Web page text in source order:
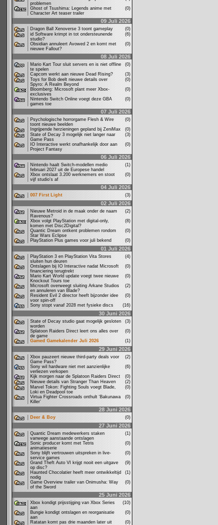
problemen
Ghost of Tsushima: Legends anime met
Character Art teaser trailer
(0)
09 Juli 2026
Dragon Ball Xenoverse 3 toont gameplay
(0)
id Software krimpt in tot ondersteunende
studio?
(6)
Obsidian annuleert Avowed 2 en komt met
nieuwe Fallout?
(0)
08 Juli 2026
Mario Kart Tour sluit servers en is niet offline
te spelen
(0)
Capcom werkt aan nieuwe Dead Rising?
(3)
Toys for Bob deelt nieuwe details over
Spyro: A Realm Beyond
(0)
Bloomberg: Microsoft plant meer Xbox-
exclusives
(0)
Nintendo Switch Online voegt deze GBA
games toe
(0)
07 Juli 2026
Psychologische horrorgame Flesh & Wire
toont nieuwe beelden
(0)
Ingrijpende herzieningen gepland bij ZeniMax
(0)
State of Decay 3 mogelijk niet langer naar
Game Pass
(3)
IO Interactive werkt onafhankelijk door aan
Project Fantasy
(0)
06 Juli 2026
Nintendo haalt Switch-modellen medio
februari 2027 uit de Europese handel
(1)
Xbox ontslaat 3.200 werknemers en stoot
vijf studio's af
(0)
04 Juli 2026
007 First Light (3)
02 Juli 2026
Nieuwe Metroid in de maak onder de naam
Ravenous?
(2)
Xbox volgt PlayStation met digital-only,
komen met Disc2Digital?
(8)
Quantic Dream ontkent problemen rondom
Star Wars Eclipse
(0)
PlayStation Plus games voor juli bekend
(0)
01 Juli 2026
PlayStation 3 en PlayStation Vita Stores
sluiten hun deuren
(4)
Ontslagen bij IO Interactive nadat Microsoft
financiering terugtrekt
(0)
Mario Kart World update voegt twee nieuwe
Knockout Tours toe
(0)
Microsoft overweegt sluiting Arkane Studios
en annuleren van Blade?
(2)
Resident Evil 2 director heeft bijzonder idee
voor spin-off
(0)
Sony stopt vanaf 2028 met fysieke discs
(16)
30 Juni 2026
State of Decay studio gaat mogelijk gesloten
worden
(3)
Splatoon Raiders Direct leert ons alles over
de game
(0)
Gamed Gamekalender Juli 2026
(1)
29 Juni 2026
Xbox pauzeert nieuwe third-party deals voor
Game Pass?
(2)
Sony wil hardware niet met aanzienlijke
verliezen verkopen
(6)
Kijk morgen naar de Splatoon Raiders Direct
(0)
Nieuwe details van Stranger Than Heaven
(2)
Marvel Tokon: Fighting Souls voegt Blade,
Loki en Deadpool toe
(0)
Virtua Fighter Crossroads onthult ‘Bakunawa
Killer’
(0)
28 Juni 2026
Deer & Boy (0)
27 Juni 2026
Quantic Dream medewerkers staken
vanwege aanstaande ontslagen
(1)
Sonic producer komt met Tetris
animatieserie
(0)
Sony blijft vertrouwen uitspreken in live-
service games
(0)
Grand Theft Auto VI krijgt nooit een uitgave
op disc?
(9)
Haunted Chocolatier heeft meer ontwikkeltijd
nodig
(1)
Game Overview trailer van Onimusha: Way
of the Sword
(0)
25 Juni 2026
Xbox kondigt prijsstijging van Xbox Series
aan
(10)
Bungie kondigt ontslagen en reorganisatie
aan
(0)
Ratatan komt pas drie maanden later uit
(0)